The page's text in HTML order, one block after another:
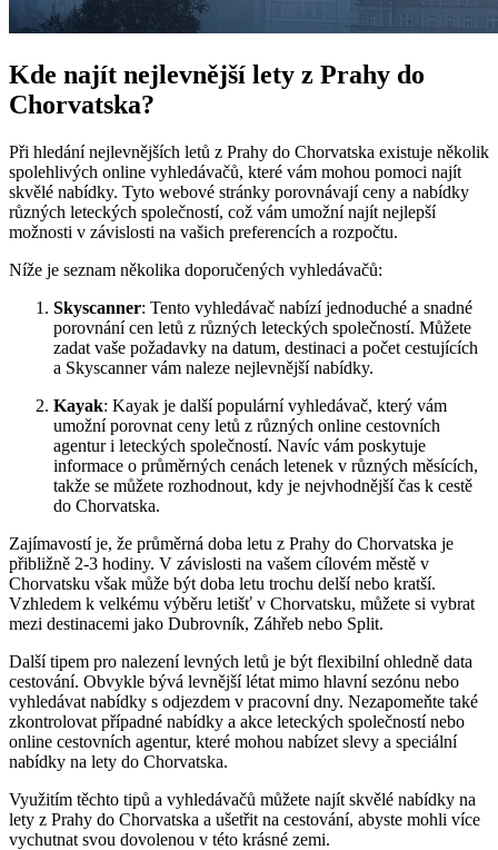
Kde najít nejlevnější lety z Prahy do
Chorvatska?
Při hledání nejlevnějších letů z Prahy do Chorvatska existuje několik
spolehlivých online vyhledávačů, které vám mohou pomoci najít
skvělé nabídky. Tyto webové stránky porovnávají ceny a nabídky
různých leteckých společností, což vám umožní najít nejlepší
možnosti v závislosti na vašich preferencích a rozpočtu.
Níže je seznam několika doporučených vyhledávačů:
Skyscanner: Tento vyhledávač nabízí jednoduché a snadné
porovnání cen letů z různých leteckých společností. Můžete
zadat vaše požadavky na datum, destinaci a počet cestujících
a Skyscanner vám naleze nejlevnější nabídky.
Kayak: Kayak je další populární vyhledávač, který vám
umožní porovnat ceny letů z různých online cestovních
agentur i leteckých společností. Navíc vám poskytuje
informace o průměrných cenách letenek v různých měsících,
takže se můžete rozhodnout, kdy je nejvhodnější čas k cestě
do Chorvatska.
Zajímavostí je, že průměrná doba letu z Prahy do Chorvatska je
přibližně 2-3 hodiny. V závislosti na vašem cílovém městě v
Chorvatsku však může být doba letu trochu delší nebo kratší.
Vzhledem k velkému výběru letišť v Chorvatsku, můžete si vybrat
mezi destinacemi jako Dubrovník, Záhřeb nebo Split.
Další tipem pro nalezení levných letů je být flexibilní ohledně data
cestování. Obvykle bývá levnější létat mimo hlavní sezónu nebo
vyhledávat nabídky s odjezdem v pracovní dny. Nezapomeňte také
zkontrolovat případné nabídky a akce leteckých společností nebo
online cestovních agentur, které mohou nabízet slevy a speciální
nabídky na lety do Chorvatska.
Využitím těchto tipů a vyhledávačů můžete najít skvělé nabídky na
lety z Prahy do Chorvatska a ušetřit na cestování, abyste mohli více
vychutnat svou dovolenou v této krásné zemi.